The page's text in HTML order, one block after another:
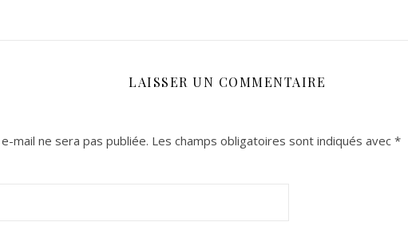
LAISSER UN COMMENTAIRE
mail ne sera pas publiée. Les champs obligatoires sont indiqués avec *